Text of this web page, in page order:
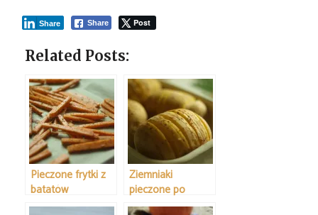
Share Post
Share
Related Posts:
Pieczone frytki z
batatów
Ziemniaki
pieczone po
szwedzku